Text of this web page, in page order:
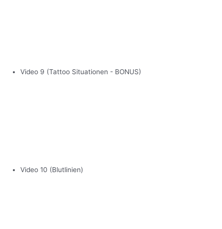
Video 9 (Tattoo Situationen - BONUS)
Video 10 (Blutlinien)